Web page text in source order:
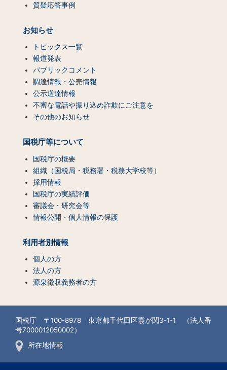
質疑応答事例
お知らせ
トピックス一覧
報道発表
パブリックコメント
調達情報・公売情報
公示送達情報
不審な電話や振り込め詐欺にご注意を
その他のお知らせ
国税庁等について
国税庁の概要
組織（国税局・税務署・税務大学校等）
採用情報
国税庁の実績評価
審議会・研究会等
情報公開・個人情報の保護
利用者別情報
個人の方
法人の方
源泉徴収義務者の方
国税庁 〒100-8978 東京都千代田区霞が関3-1-1 （法人番
号7000012050002）
所在地情報